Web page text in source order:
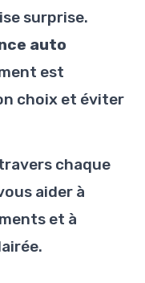
surprise.
auto
est
choix et éviter
chaque
aider à
et à